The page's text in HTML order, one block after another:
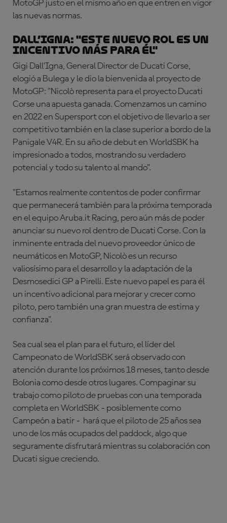
MotoGP justo en el mismo año en que entren en vigor
las nuevas normas.
DALL’IGNA: "Este nuevo rol es un
incentivo más para él"
Gigi Dall’Igna, General Director de Ducati Corse,
elogió a Bulega y le dio la bienvenida al proyecto de
MotoGP: "Nicolò representa para el proyecto Ducati
Corse una apuesta ganada. Comenzamos un camino
en 2022 en Supersport con el objetivo de llevarlo a ser
competitivo también en la clase superior a bordo de la
Panigale V4R. En su año de debut en WorldSBK ha
impresionado a todos, mostrando su verdadero
potencial y todo su talento al mando".
"Estamos realmente contentos de poder confirmar
que permanecerá también para la próxima temporada
en el equipo Aruba.it Racing, pero aún más de poder
anunciar su nuevo rol dentro de Ducati Corse. Con la
inminente entrada del nuevo proveedor único de
neumáticos en MotoGP, Nicolò es un recurso
valiosísimo para el desarrollo y la adaptación de la
Desmosedici GP a Pirelli. Este nuevo papel es para él
un incentivo adicional para mejorar y crecer como
piloto, pero también una gran muestra de estima y
confianza".
Sea cual sea el plan para el futuro, el líder del
Campeonato de WorldSBK será observado con
atención durante los próximos 18 meses, tanto desde
Bolonia como desde otros lugares. Compaginar su
trabajo como piloto de pruebas con una temporada
completa en WorldSBK - posiblemente como
Campeón a batir - hará que el piloto de 25 años sea
uno de los más ocupados del paddock, algo que
seguramente disfrutará mientras su colaboración con
Ducati sigue creciendo.